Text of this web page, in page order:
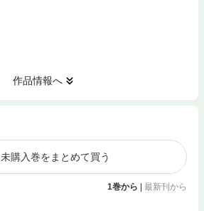
作品情報へ
未購入巻をまとめて買う
1巻から 最新刊から